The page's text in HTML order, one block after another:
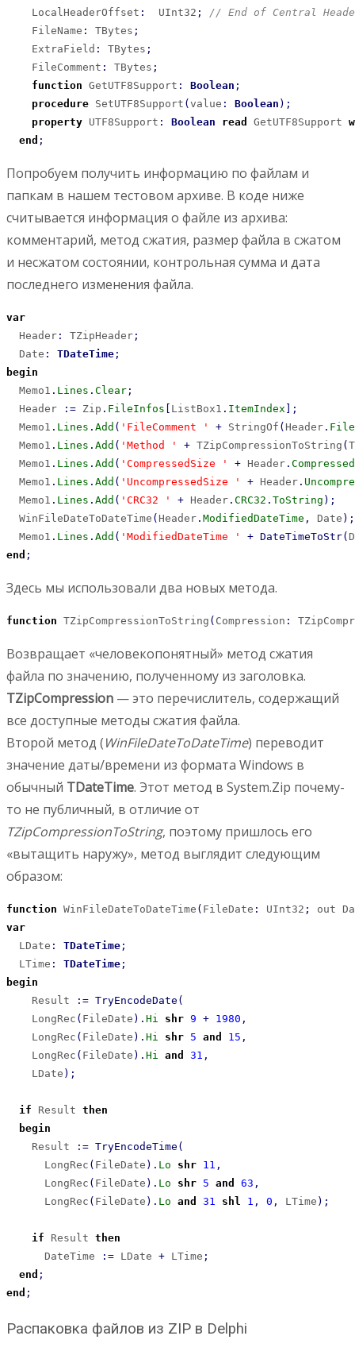
    LocalHeaderOffset
:
  UInt32
;
// End of Central
    FileName
: TBytes ;
    ExtraField
: TBytes ;
    FileComment
: TBytes ;
function GetUTF8Support : Boolean ;
procedure SetUTF8Support ( value : Boolean ) ;
property UTF8Support : Boolean read GetUTF8Support
end ;
Попробуем получить информацию по файлам и
папкам в нашем тестовом архиве. В коде ниже
считывается информация о файле из архива:
комментарий, метод сжатия, размер файла в сжатом
и несжатом состоянии, контрольная сумма и дата
последнего изменения файла.
var
  Header
: TZipHeader ;
  Date
: TDateTime ;
begin
  Memo1
. Lines . Clear ;
  Header
: = Zip . FileInfos ListBox1 . ItemIndex
;
  Memo1
. Lines . Add ( 'FileComment ' + StringOf ( Header .
  Memo1
. Lines . Add ( 'Method ' + TZipCompressionToString (
  Memo1
. Lines . Add ( 'CompressedSize ' + Header .
  Memo1
. Lines . Add ( 'UncompressedSize ' + Header .
  Memo1
. Lines . Add ( 'CRC32 ' + Header . CRC32 . ToString ) ;
  WinFileDateToDateTime
( Header . ModifiedDateTime , Date ) ;
  Memo1
. Lines . Add ( 'ModifiedDateTime ' + DateTimeToStr(
end ;
Здесь мы использовали два новых метода.
function TZipCompressionToString ( Compression :
Возвращает «человекопонятный» метод сжатия
файла по значению, полученному из заголовка.
TZipCompression — это перечислитель, содержащий
все доступные методы сжатия файла.
Второй метод (WinFileDateToDateTime) переводит
значение даты/времени из формата Windows в
обычный TDateTime. Этот метод в System.Zip почему-
то не публичный, в отличие от
TZipCompressionToString, поэтому пришлось его
«вытащить наружу», метод выглядит следующим
образом:
function WinFileDateToDateTime ( FileDate : UInt32 ;
out
var
  LDate
: TDateTime ;
  LTime
: TDateTime ;
begin
    Result
: = TryEncodeDate (
    LongRec
( FileDate ) . Hi shr 9 + 1980 ,
    LongRec
( FileDate ) . Hi shr 5 and 15 ,
    LongRec
( FileDate ) . Hi and 31 ,
    LDate
) ;
if Result then
begin
    Result
: = TryEncodeTime (
      LongRec
( FileDate ) . Lo shr 11 ,
      LongRec
( FileDate ) . Lo shr 5 and 63 ,
      LongRec
( FileDate ) . Lo and 31 shl 1 , 0 , LTime ) ;
if Result then
      DateTime
: = LDate + LTime ;
end ;
end ;
Распаковка файлов из ZIP в Delphi